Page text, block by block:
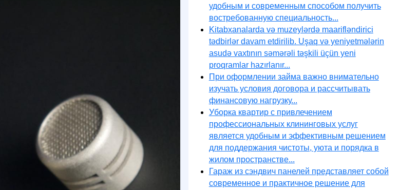
удобным и современным способом получить
востребованную специальность...
Kitabxanalarda və muzeylərdə maarifləndirici
tədbirlər davam etdirilib. Uşaq və yeniyetmələrin
asudə vaxtının səmərəli təşkili üçün yeni
proqramlar hazırlanır...
При оформлении займа важно внимательно
изучать условия договора и рассчитывать
финансовую нагрузку...
Уборка квартир с привлечением
профессиональных клининговых услуг
является удобным и эффективным решением
для поддержания чистоты, уюта и порядка в
жилом пространстве...
Гараж из сэндвич панелей представляет собой
современное и практичное решение для